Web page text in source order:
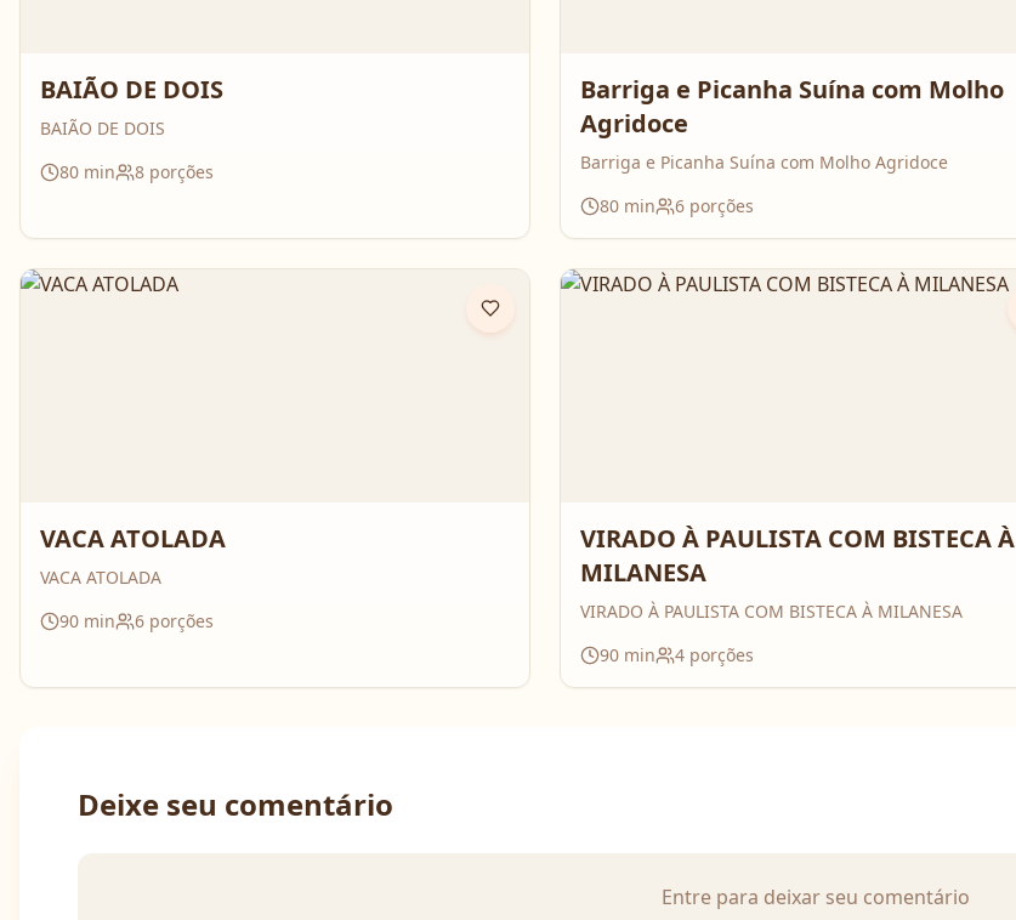
BAIÃO DE DOIS
BAIÃO DE DOIS
80 min 8 porções
Barriga e Picanha Suína com Molho
Agridoce
Barriga e Picanha Suína com Molho Agridoce
80 min 6 porções
VACA ATOLADA
VACA ATOLADA
90 min 6 porções
VIRADO À PAULISTA COM BISTECA À
MILANESA
VIRADO À PAULISTA COM BISTECA À MILANESA
90 min 4 porções
Deixe seu comentário
Entre para deixar seu comentário